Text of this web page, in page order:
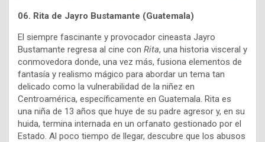
06. Rita de Jayro Bustamante (Guatemala)
El siempre fascinante y provocador cineasta Jayro
Bustamante regresa al cine con Rita, una historia visceral y
conmovedora donde, una vez más, fusiona elementos de
fantasía y realismo mágico para abordar un tema tan
delicado como la vulnerabilidad de la niñez en
Centroamérica, específicamente en Guatemala. Rita es
una niña de 13 años que huye de su padre agresor y, en su
huida, termina internada en un orfanato gestionado por el
Estado. Al poco tiempo de llegar, descubre que los abusos